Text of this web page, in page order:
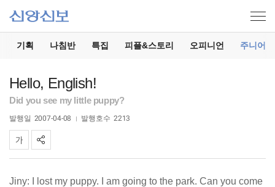
기획 나침반 특집 피플&스토리 오피니언 주니어
Hello, English!
Did you see my little puppy?
발행일 2007-04-08 발행호수 2213
Jiny: I lost my puppy. I am going to the park. Can you come